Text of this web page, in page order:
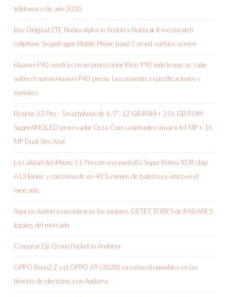
teléfonos este año 2020
Buy Original ZTE Nubia alpha in Andorra Nubia α A wristwatch
cellphone Snapdragon Mobile Phone band Curved surface screen
Huawei P40 vendrá con un procesador Kirin 990 todo lo que se sabe
sobre el nuevo Huawei P40 precio, lanzamiento, especificaciones y
rumores
Realme X2 Pro – Smartphone de 6.5″, 12 GB RAM + 256 GB ROM
SuperAMOLED procesador Octa-Core cuádruple cámara 64 MP + 16
MP Dual Sim Azul
La calidad del iPhone 11 Pro con una pantalla Super Retina XDR chip
A13 Bionic y consumo de un 40 % menos de batería es único en el
mercado
Aquí en Andorra encontrarás los mejores DETECTORES de RADARES
legales del mercado
Comprar Dji Osmo Pocket in Andorra
OPPO Reno2 Z y el OPPO A9 (2020) ya están disponibles en las
tiendas de electrónica en Andorra